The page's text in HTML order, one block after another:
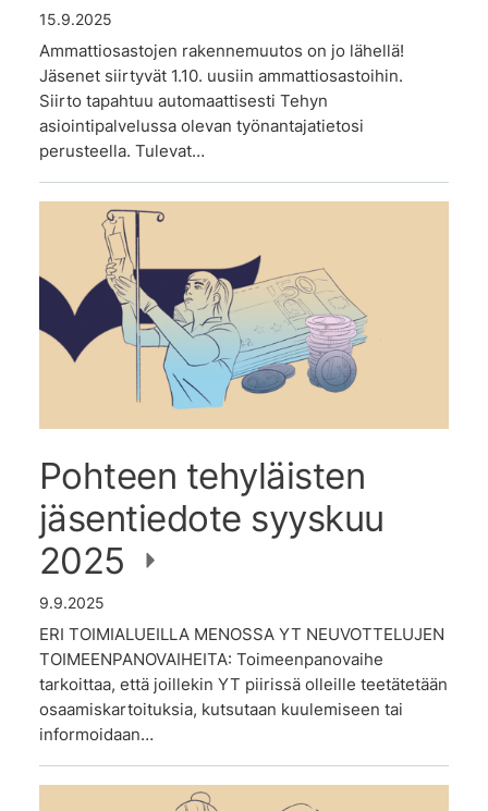
15.9.2025
Ammattiosastojen rakennemuutos on jo lähellä!
Jäsenet siirtyvät 1.10. uusiin ammattiosastoihin.
Siirto tapahtuu automaattisesti Tehyn
asiointipalvelussa olevan työnantajatietosi
perusteella. Tulevat…
Pohteen tehyläisten
jäsentiedote syyskuu
2025
9.9.2025
ERI TOIMIALUEILLA MENOSSA YT NEUVOTTELUJEN
TOIMEENPANOVAIHEITA: Toimeenpanovaihe
tarkoittaa, että joillekin YT piirissä olleille teetätetään
osaamiskartoituksia, kutsutaan kuulemiseen tai
informoidaan…